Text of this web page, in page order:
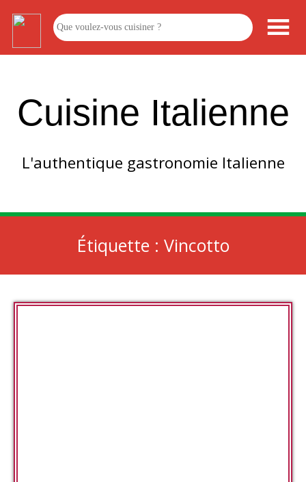
Cuisine Italienne
L'authentique gastronomie Italienne
Étiquette : Vincotto